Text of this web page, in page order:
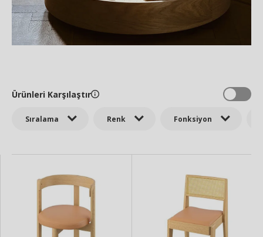
Sıralama Renk Fonksiyon
Ürünleri Karşılaştır